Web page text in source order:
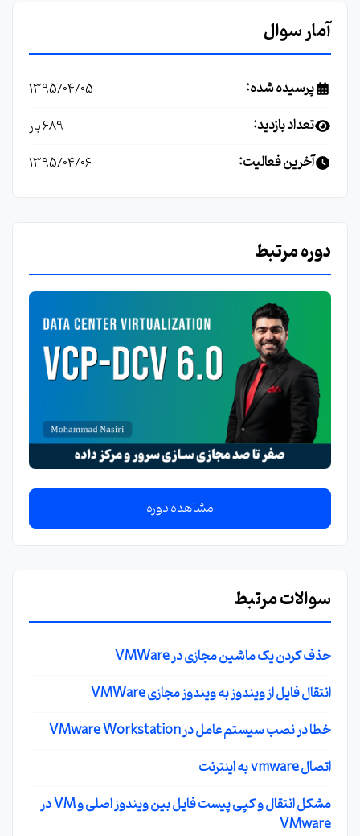
آمار سوال
پرسیده شده: 1395/04/05
تعداد بازدید: 689 بار
آخرین فعالیت: 1395/04/06
دوره مرتبط
مشاهده دوره
سوالات مرتبط
حذف کردن یک ماشین مجازی در VMWare
انتقال فایل از ویندوز به ویندوز مجازی VMWare
خطا در نصب سیستم عامل در VMware Workstation
اتصال vmware به اینترنت
مشکل انتقال و کپی پیست فایل بین ویندوز اصلی و VM در
VMware